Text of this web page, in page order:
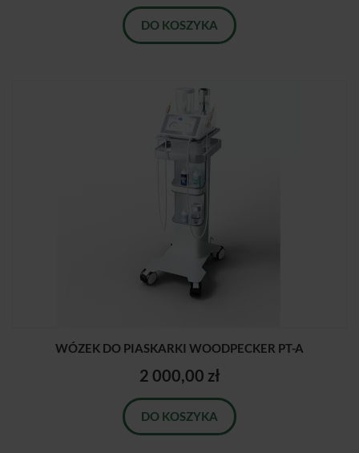
DO KOSZYKA
WÓZEK DO PIASKARKI WOODPECKER PT-A
2 000,00 zł
DO KOSZYKA